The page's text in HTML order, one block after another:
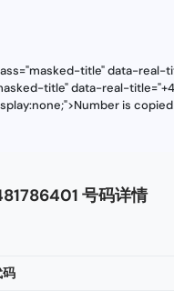
title" data-real-
title" data-real-
is
号码详情
码